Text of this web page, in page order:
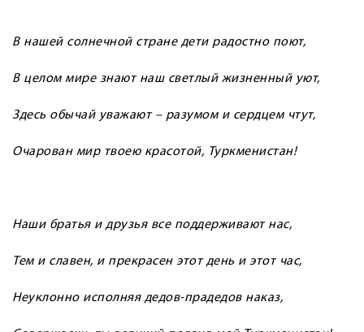
В нашей солнечной стране дети радостно поют,
В целом мире знают наш светлый жизненный уют,
Здесь обычай уважают – разумом и сердцем чтут,
Очарован мир твоею красотой, Туркменистан!
Наши братья и друзья все поддерживают нас,
Тем и славен, и прекрасен этот день и этот час,
Неуклонно исполняя дедов-прадедов наказ,